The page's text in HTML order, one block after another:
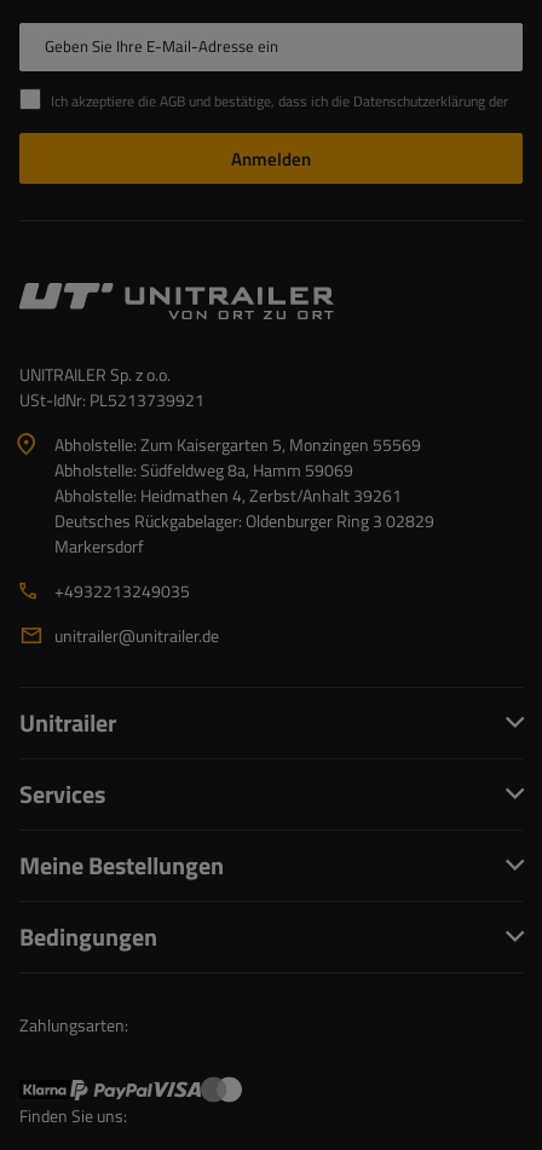
Geben Sie Ihre E-Mail-Adresse ein
Ich akzeptiere die AGB und bestätige, dass ich die Datenschutzerklärung der Website zur Kenntnis genommen habe
Anmelden
UNITRAILER Sp. z o.o.
USt-IdNr: PL5213739921
Abholstelle: Zum Kaisergarten 5, Monzingen 55569
Abholstelle: Südfeldweg 8a, Hamm 59069
Abholstelle: Heidmathen 4, Zerbst/Anhalt 39261
Deutsches Rückgabelager: Oldenburger Ring 3 02829
Markersdorf
+4932213249035
unitrailer@unitrailer.de
Unitrailer
Services
Meine Bestellungen
Bedingungen
Zahlungsarten:
Finden Sie uns: